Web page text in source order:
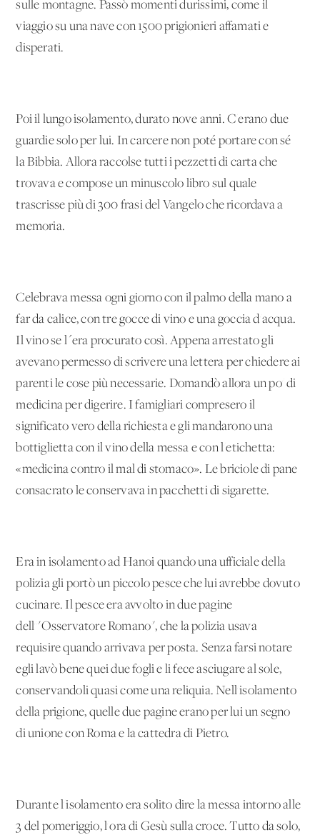
sulle montagne. Passò momenti durissimi, come il
viaggio su una nave con 1500 prigionieri affamati e
disperati.
Poi il lungo isolamento, durato nove anni. C'erano due
guardie solo per lui. In carcere non poté portare con sé
la Bibbia. Allora raccolse tutti i pezzetti di carta che
trovava e compose un minuscolo libro sul quale
trascrisse più di 300 frasi del Vangelo che ricordava a
memoria.
Celebrava messa ogni giorno con il palmo della mano a
far da calice, con tre gocce di vino e una goccia d'acqua.
Il vino se l´era procurato così. Appena arrestato gli
avevano permesso di scrivere una lettera per chiedere ai
parenti le cose più necessarie. Domandò allora un po' di
medicina per digerire. I famigliari compresero il
significato vero della richiesta e gli mandarono una
bottiglietta con il vino della messa e con l'etichetta:
«medicina contro il mal di stomaco». Le briciole di pane
consacrato le conservava in pacchetti di sigarette.
Era in isolamento ad Hanoi quando una ufficiale della
polizia gli portò un piccolo pesce che lui avrebbe dovuto
cucinare. Il pesce era avvolto in due pagine
dell'"Osservatore Romano", che la polizia usava
requisire quando arrivava per posta. Senza farsi notare
egli lavò bene quei due fogli e li fece asciugare al sole,
conservandoli quasi come una reliquia. Nell'isolamento
della prigione, quelle due pagine erano per lui un segno
di unione con Roma e la cattedra di Pietro.
Durante l'isolamento era solito dire la messa intorno alle
3 del pomeriggio, l'ora di Gesù sulla croce. Tutto da solo,